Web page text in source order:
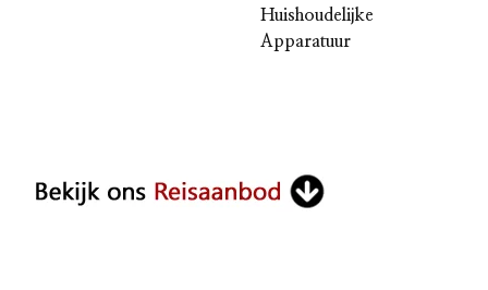
Huishoudelijke
Apparatuur